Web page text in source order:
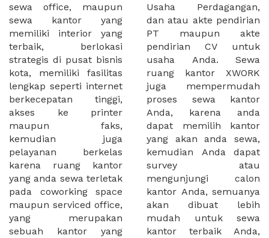
sewa office, maupun
sewa kantor yang
memiliki interior yang
terbaik, berlokasi
strategis di pusat bisnis
kota, memiliki fasilitas
lengkap seperti internet
berkecepatan tinggi,
akses ke printer
maupun faks,
kemudian juga
pelayanan berkelas
karena ruang kantor
yang anda sewa terletak
pada coworking space
maupun serviced office,
yang merupakan
sebuah kantor yang
Usaha Perdagangan,
dan atau akte pendirian
PT maupun akte
pendirian CV untuk
usaha Anda. Sewa
ruang kantor XWORK
juga mempermudah
proses sewa kantor
Anda, karena anda
dapat memilih kantor
yang akan anda sewa,
kemudian Anda dapat
survey atau
mengunjungi calon
kantor Anda, semuanya
akan dibuat lebih
mudah untuk sewa
kantor terbaik Anda,